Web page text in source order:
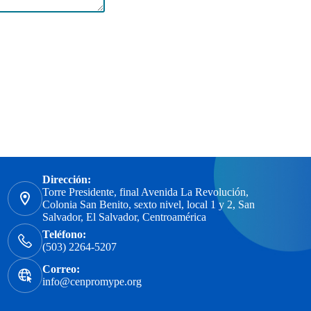
Dirección:
Torre Presidente, final Avenida La Revolución,
Colonia San Benito, sexto nivel, local 1 y 2, San
Salvador, El Salvador, Centroamérica
Teléfono:
(503) 2264-5207
Correo:
info@cenpromype.org